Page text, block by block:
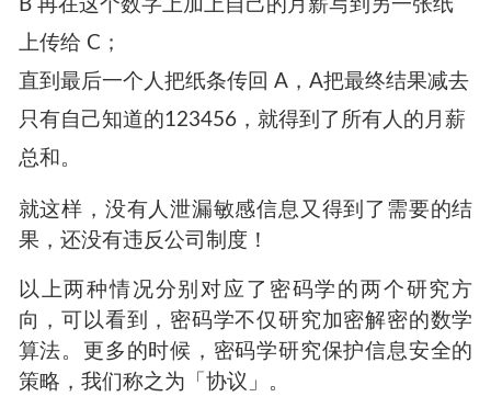
大家坐成一圈，A随便想一个大数，比如
123456，然后他在纸上写下自己月薪和这个数字
之和，传给B；
B 再在这个数字上加上自己的月薪写到另一张纸
上传给 C；
直到最后一个人把纸条传回 A，A把最终结果减去
只有自己知道的123456，就得到了所有人的月薪